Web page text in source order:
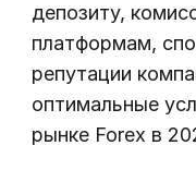
депозиту,
платформам,
репутации
оптимальные
рынке Forex в